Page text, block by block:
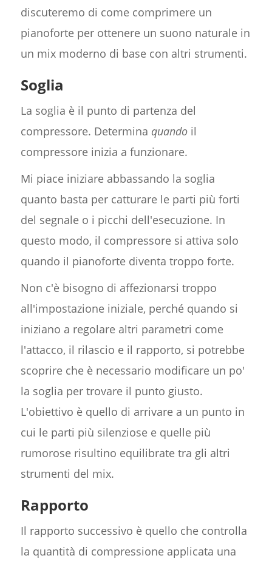
discuteremo di come comprimere un
pianoforte per ottenere un suono naturale in
un mix moderno di base con altri strumenti.
Soglia
La soglia è il punto di partenza del
compressore. Determina quandoil
compressore inizia a funzionare.
Mi piace iniziare abbassando la soglia
quanto basta per catturare le parti più forti
del segnale o i picchi dell'esecuzione. In
questo modo, il compressore si attiva solo
quando il pianoforte diventa troppo forte.
Non c'è bisogno di affezionarsi troppo
all'impostazione iniziale, perché quando si
iniziano a regolare altri parametri come
l'attacco, il rilascio e il rapporto, si potrebbe
scoprire che è necessario modificare un po'
la soglia per trovare il punto giusto.
L'obiettivo è quello di arrivare a un punto in
cui le parti più silenziose e quelle più
rumorose risultino equilibrate tra gli altri
strumenti del mix.
Rapporto
Il rapporto successivo è quello che controlla
la quantità di compressione applicata una